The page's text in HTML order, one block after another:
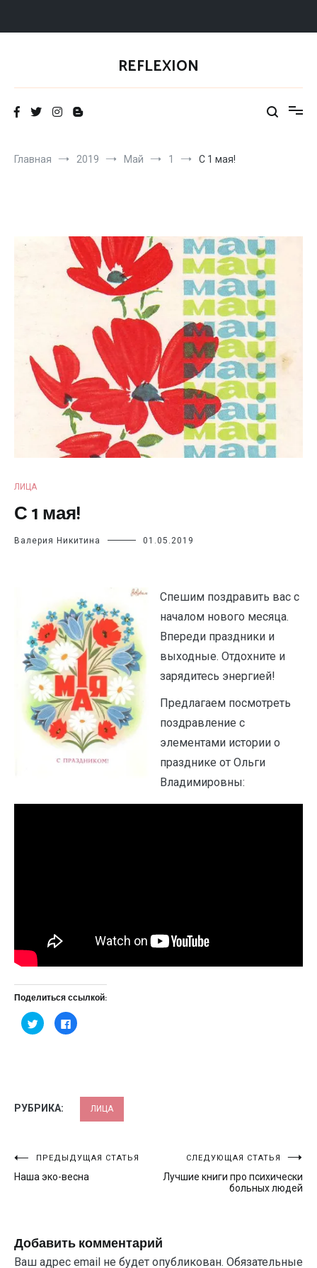
REFLEXION
Главная 2019 Май 1 С 1 мая!
ЛИЦА
С 1 мая!
Валерия Никитина 01.05.2019
Спешим поздравить вас с
началом нового месяца.
Впереди праздники и
выходные. Отдохните и
зарядитесь энергией!
Предлагаем посмотреть
поздравление с
элементами истории о
празднике от Ольги
Владимировны:
Поделиться ссылкой:
Нажмите,
чтобы
поделиться
Нажмите
здесь,
новом
окне)
РУБРИКА: ЛИЦА
Навигация
по
ПРЕДЫДУЩАЯ СТАТЬЯ
Наша эко-весна
СЛЕДУЮЩАЯ СТАТЬЯ
Лучшие книги про психически
больных людей
Добавить комментарий
Ваш адрес email не будет опубликован. Обязательные